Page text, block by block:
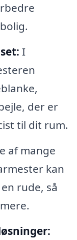
I
der er
til dit rum.
af mange
kan
rude, så